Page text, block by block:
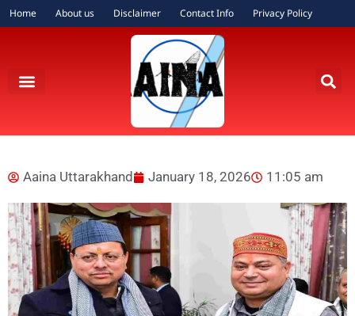
Home About us Disclaimer Contact Info Privacy Policy
Aaina Uttarakhand January 18, 2026 11:05 am